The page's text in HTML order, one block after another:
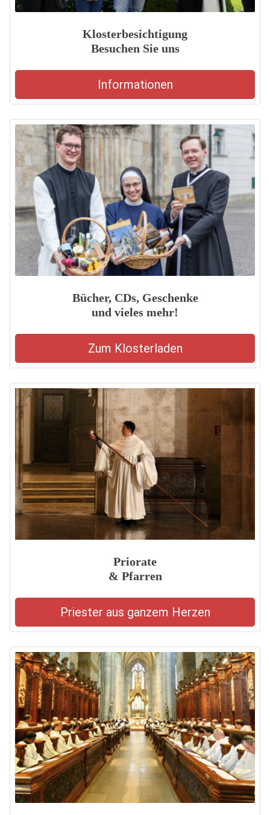
Klosterbesichtigung
Besuchen Sie uns
Informationen
Bücher, CDs, Geschenke
und vieles mehr!
Zum Klosterladen
Priorate
& Pfarren
Priester aus ganzem Herzen